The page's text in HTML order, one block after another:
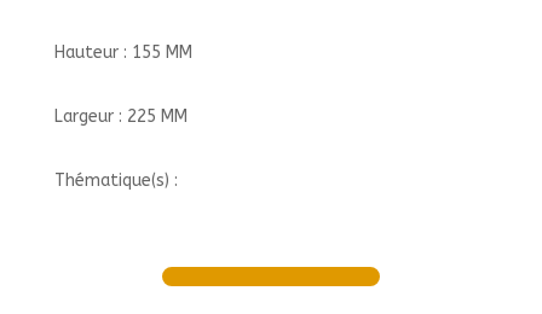
Hauteur : 155 MM
Largeur : 225 MM
Thématique(s) :